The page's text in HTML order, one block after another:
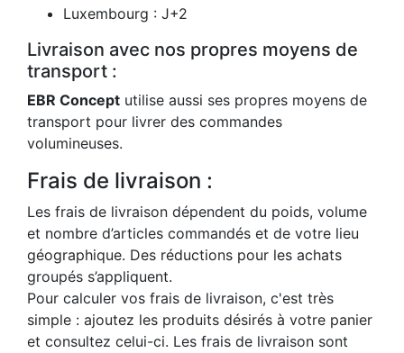
Luxembourg : J+2
Livraison avec nos propres moyens de
transport :
EBR Concept utilise aussi ses propres moyens de
transport pour livrer des commandes
volumineuses.
Frais de livraison :
Les frais de livraison dépendent du poids, volume
et nombre d’articles commandés et de votre lieu
géographique. Des réductions pour les achats
groupés s’appliquent.
Pour calculer vos frais de livraison, c'est très
simple : ajoutez les produits désirés à votre panier
et consultez celui-ci. Les frais de livraison sont